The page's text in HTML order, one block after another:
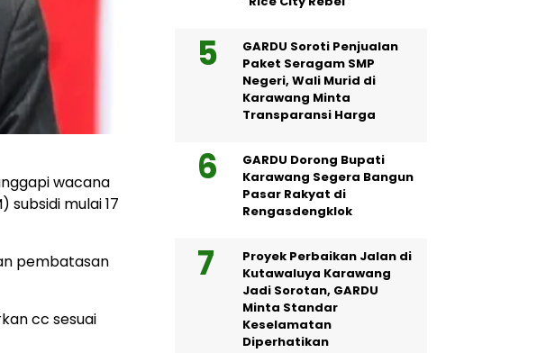
wacana
mulai 17
pembatasan
cc sesuai
GARDU Soroti Penjualan
Paket Seragam SMP
Negeri, Wali Murid di
Karawang Minta
Transparansi Harga
GARDU Dorong Bupati
Karawang Segera Bangun
Pasar Rakyat di
Rengasdengklok
Proyek Perbaikan Jalan di
Kutawaluya Karawang
Jadi Sorotan, GARDU
Minta Standar
Keselamatan
Diperhatikan